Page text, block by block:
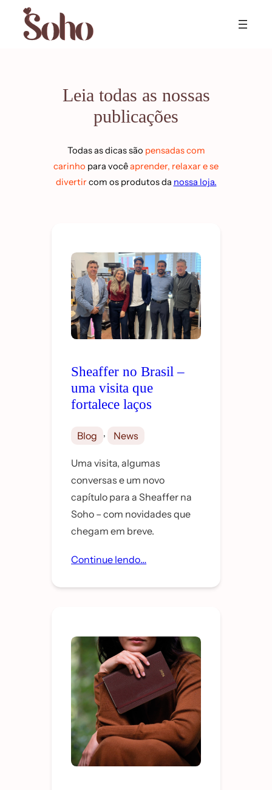
content
Leia todas as nossas
publicações
Todas as dicas são pensadas com
carinho para vocêaprender, relaxar e se
divertir com os produtos da nossa loja.
Sheaffer no Brasil –
uma visita que
fortalece laços
Blog , News
Uma visita, algumas
conversas e um novo
capítulo para a Sheaffer na
Soho – com novidades que
chegam em breve.
Continue lendo…